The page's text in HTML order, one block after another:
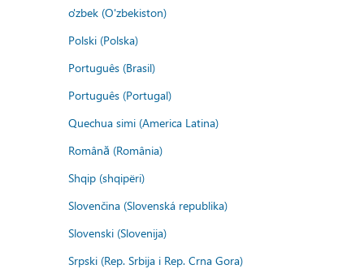
o'zbek (O'zbekiston)
Polski (Polska)
Português (Brasil)
Português (Portugal)
Quechua simi (America Latina)
Română (România)
Shqip (shqipëri)
Slovenčina (Slovenská republika)
Slovenski (Slovenija)
Srpski (Rep. Srbija i Rep. Crna Gora)